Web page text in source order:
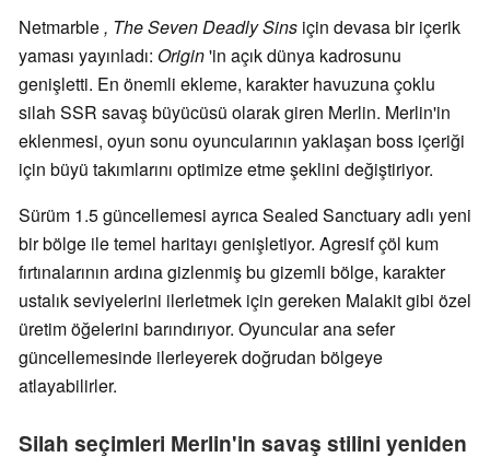
Netmarble, The Seven Deadly Sins için devasa bir içerik
yaması yayınladı: Origin'in açık dünya kadrosunu
genişletti. En önemli ekleme, karakter havuzuna çoklu
silah SSR savaş büyücüsü olarak giren Merlin. Merlin'in
eklenmesi, oyun sonu oyuncularının yaklaşan boss içeriği
için büyü takımlarını optimize etme şeklini değiştiriyor.
Sürüm 1.5 güncellemesi ayrıca Sealed Sanctuary adlı yeni
bir bölge ile temel haritayı genişletiyor. Agresif çöl kum
fırtınalarının ardına gizlenmiş bu gizemli bölge, karakter
ustalık seviyelerini ilerletmek için gereken Malakit gibi özel
üretim öğelerini barındırıyor. Oyuncular ana sefer
güncellemesinde ilerleyerek doğrudan bölgeye
atlayabilirler.
Silah seçimleri Merlin'in savaş stilini yeniden